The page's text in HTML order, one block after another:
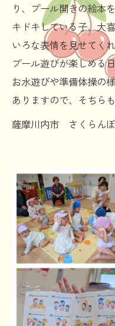
り、プール開きの絵本
キドキしている子、大
いろな表情を見せてく
プール遊びが楽しめる
お水遊びや準備体操の
ありますので、そちら
薩摩川内市 さくらん